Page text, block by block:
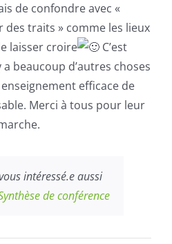
de confondre avec «
des traits » comme les lieux
laisser croire
C’est
beaucoup d’autres choses
efficace de
Merci à tous pour leur
intéressé.e aussi
de conférence